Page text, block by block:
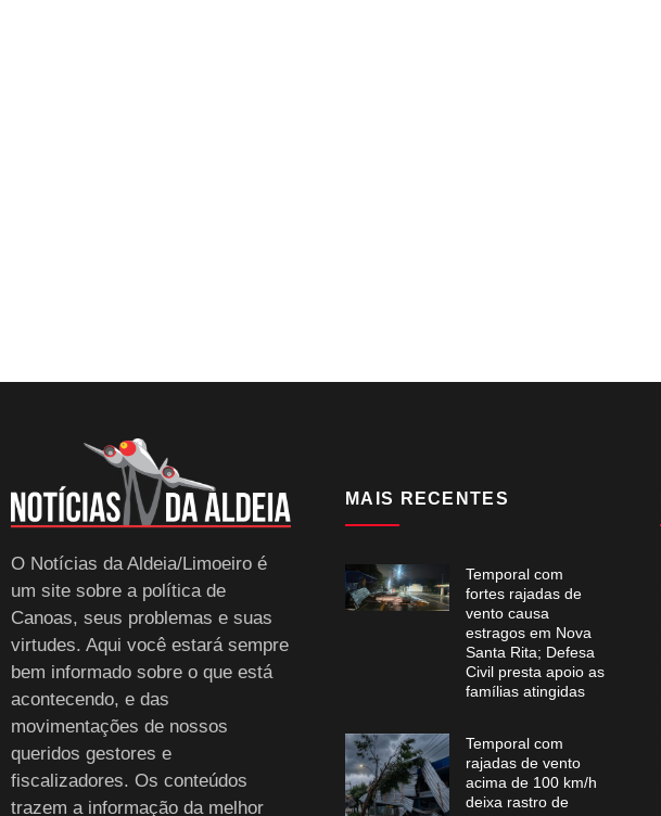
O Notícias da Aldeia/Limoeiro é
um site sobre a política de
Canoas, seus problemas e suas
virtudes. Aqui você estará sempre
bem informado sobre o que está
acontecendo, e das
movimentações de nossos
queridos gestores e
fiscalizadores. Os conteúdos
trazem a informação da melhor
MAIS RECENTES
Temporal com
fortes rajadas de
vento causa
estragos em Nova
Santa Rita; Defesa
Civil presta apoio as
famílias atingidas
Temporal com
rajadas de vento
acima de 100 km/h
deixa rastro de